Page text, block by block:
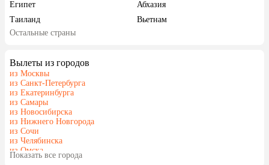
Египет
Абхазия
Таиланд
Вьетнам
ОАЭ
Шри-Ланка
Азербайджан
Индия
Катар
Гонконг
Венгрия
Остальные страны
Вылеты из городов
из Москвы
из Санкт-Петербурга
из Екатеринбурга
из Самары
из Новосибирска
из Нижнего Новгорода
из Сочи
из Челябинска
из Омска
из Красноярска
Показать все города